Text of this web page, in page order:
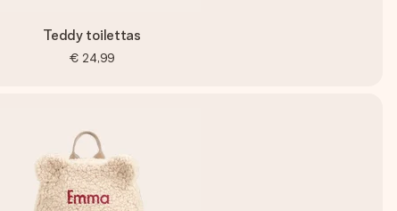
Teddy toilettas
€ 24,99